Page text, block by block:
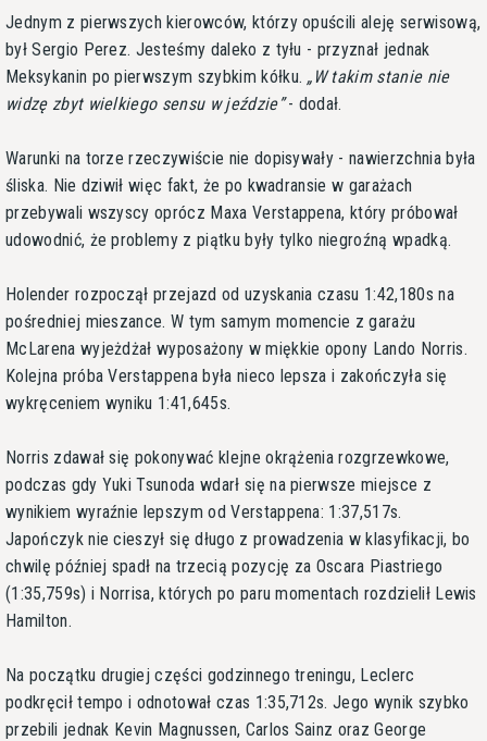
Jednym z pierwszych kierowców, którzy opuścili aleję serwisową,
był Sergio Perez. Jesteśmy daleko z tyłu - przyznał jednak
Meksykanin po pierwszym szybkim kółku.
W takim stanie nie
widzę zbyt wielkiego sensu w jeździe - dodał.
Warunki na torze rzeczywiście nie dopisywały - nawierzchnia była
śliska. Nie dziwił więc fakt, że po kwadransie w garażach
przebywali wszyscy oprócz Maxa Verstappena, który próbował
udowodnić, że problemy z piątku były tylko niegroźną wpadką.
Holender rozpoczął przejazd od uzyskania czasu 1:42,180s na
pośredniej mieszance. W tym samym momencie z garażu
McLarena wyjeżdżał wyposażony w miękkie opony Lando Norris.
Kolejna próba Verstappena była nieco lepsza i zakończyła się
wykręceniem wyniku 1:41,645s.
Norris zdawał się pokonywać klejne okrążenia rozgrzewkowe,
podczas gdy Yuki Tsunoda wdarł się na pierwsze miejsce z
wynikiem wyraźnie lepszym od Verstappena: 1:37,517s.
Japończyk nie cieszył się długo z prowadzenia w klasyfikacji, bo
chwilę później spadł na trzecią pozycję za Oscara Piastriego
(1:35,759s) i Norrisa, których po paru momentach rozdzielił Lewis
Hamilton.
Na początku drugiej części godzinnego treningu, Leclerc
podkręcił tempo i odnotował czas 1:35,712s. Jego wynik szybko
przebili jednak Kevin Magnussen, Carlos Sainz oraz George